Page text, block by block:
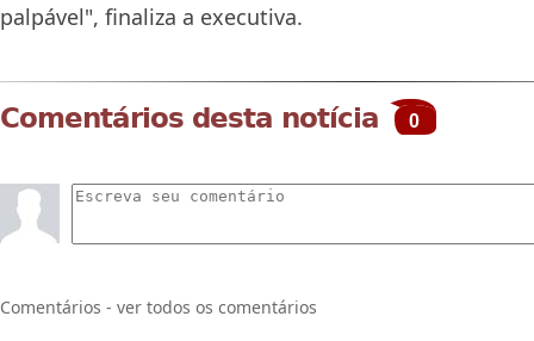
palpável", finaliza a executiva.
Comentários desta notícia 0
Comentários - ver todos os comentários